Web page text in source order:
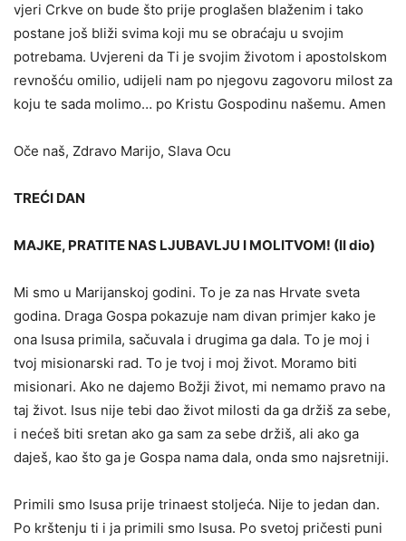
vjeri Crkve on bude što prije proglašen blaženim i tako
postane još bliži svima koji mu se obraćaju u svojim
potrebama. Uvjereni da Ti je svojim životom i apostolskom
revnošću omilio, udijeli nam po njegovu zagovoru milost za
koju te sada molimo… po Kristu Gospodinu našemu. Amen
Oče naš, Zdravo Marijo, Slava Ocu
TREĆI DAN
MAJKE, PRATITE NAS LJUBAVLJU I MOLITVOM! (II dio)
Mi smo u Marijanskoj godini. To je za nas Hrvate sveta
godina. Draga Gospa pokazuje nam divan primjer kako je
ona Isusa pri­mila, sačuvala i drugima ga dala. To je moj i
tvoj misionarski rad. To je tvoj i moj život. Moramo biti
misionari. Ako ne dajemo Božji život, mi nemamo pravo na
taj život. Isus nije tebi dao život milosti da ga držiš za sebe,
i nećeš biti sretan ako ga sam za sebe držiš, ali ako ga
daješ, kao što ga je Gospa nama dala, onda smo najsret­niji.
Primili smo Isusa prije trinaest stoljeća. Nije to jedan dan.
Po krštenju ti i ja primili smo Isusa. Po svetoj pričesti puni